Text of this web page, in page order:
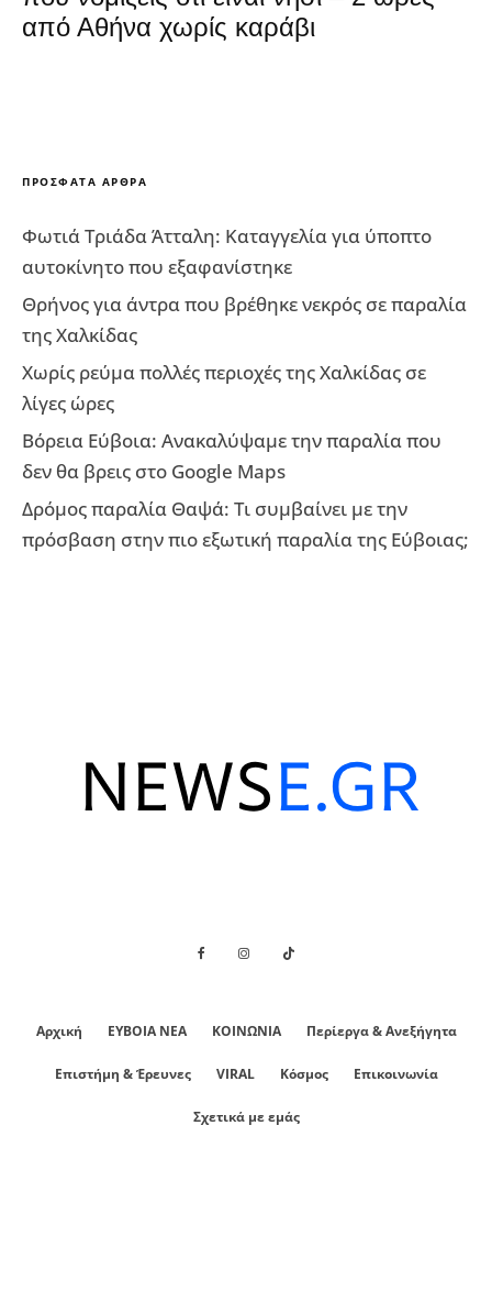
από Αθήνα χωρίς καράβι
ΠΡΌΣΦΑΤΑ ΆΡΘΡΑ
Φωτιά Τριάδα Άτταλη: Καταγγελία για ύποπτο
αυτοκίνητο που εξαφανίστηκε
Θρήνος για άντρα που βρέθηκε νεκρός σε παραλία
της Χαλκίδας
Χωρίς ρεύμα πολλές περιοχές της Χαλκίδας σε
λίγες ώρες
Βόρεια Εύβοια: Ανακαλύψαμε την παραλία που
δεν θα βρεις στο Google Maps
Δρόμος παραλία Θαψά: Τι συμβαίνει με την
πρόσβαση στην πιο εξωτική παραλία της Εύβοιας;
Αρχική ΕΥΒΟΙΑ ΝΕΑ ΚΟΙΝΩΝΙΑ Περίεργα & Ανεξήγητα
Επιστήμη & Έρευνες VIRAL Κόσμος Επικοινωνία
Σχετικά με εμάς